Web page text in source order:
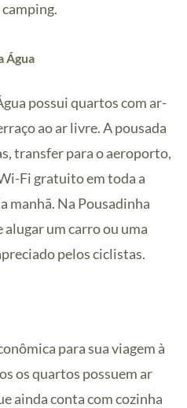
Água
possui quartos com ar-
ao ar livre. A pousada
transfer para o aeroporto,
Fi gratuito em toda a
manhã. Na Pousadinha
alugar um carro ou uma
pelos ciclistas.
para sua viagem à
os quartos possuem ar
ainda conta com cozinha